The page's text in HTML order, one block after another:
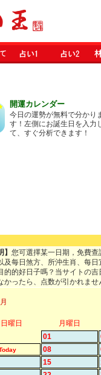
開運カレンダー
今日の運勢が無料で分かり
す！左側にお誕生日を入力
て、すぐ分析できます！
您可選擇某一日期，免費
及每日煞方、所沖生肖、每
的的好日子嗎？当サイトの
かったら、点数が引かれませ
日曜日
月曜日
01
08
15